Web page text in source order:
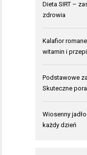
Dieta SIRT –
zdrowia
Kalafior
witamin i
Podstawowe
Skuteczne
Wiosenny
każdy dzień